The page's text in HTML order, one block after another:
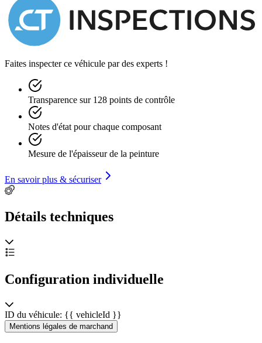
Faites inspecter ce véhicule par des experts !
Transparence sur 128 points de contrôle
Notes d'état pour chaque composant
Mesure de l'épaisseur de la peinture
En savoir plus & sécuriser
Détails techniques
Configuration individuelle
ID du véhicule: {{ vehicleId }}
Mentions légales de marchand